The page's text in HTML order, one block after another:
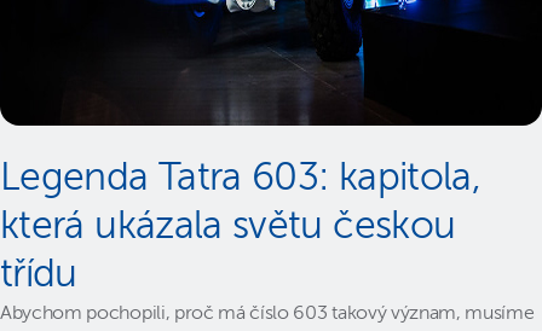
Legenda Tatra 603: kapitola,
která ukázala světu českou
třídu
Abychom pochopili, proč má číslo 603 takový význam, musíme